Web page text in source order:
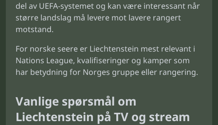
del av UEFA-systemet og kan være interessant når
større landslag må levere mot lavere rangert
motstand.
For norske seere er Liechtenstein mest relevant i
Nations League, kvalifiseringer og kamper som
har betydning for Norges gruppe eller rangering.
Vanlige spørsmål om
Liechtenstein på TV og stream